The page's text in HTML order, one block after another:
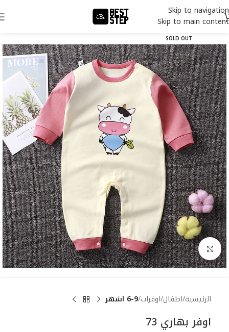
Skip to navigation
Skip to main content
SOLD OUT
Click to enlarge
الرئيسية اطفال اوفرات 6-9 اشهر
اوفر بهاري 73